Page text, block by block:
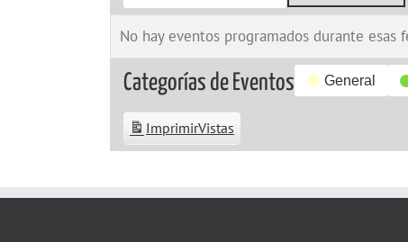
No hay eventos programados durante esas
Categorías de Eventos General
ImprimirVistas